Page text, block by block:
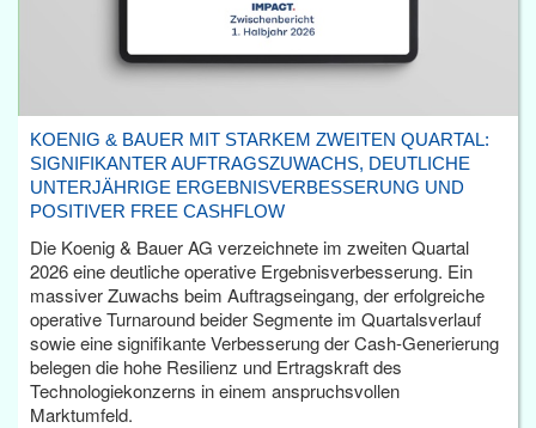
KOENIG & BAUER MIT STARKEM ZWEITEN QUARTAL:
SIGNIFIKANTER AUFTRAGSZUWACHS, DEUTLICHE
UNTERJÄHRIGE ERGEBNISVERBESSERUNG UND
POSITIVER FREE CASHFLOW
Die Koenig & Bauer AG verzeichnete im zweiten Quartal
2026 eine deutliche operative Ergebnisverbesserung. Ein
massiver Zuwachs beim Auftragseingang, der erfolgreiche
operative Turnaround beider Segmente im Quartalsverlauf
sowie eine signifikante Verbesserung der Cash-Generierung
belegen die hohe Resilienz und Ertragskraft des
Technologiekonzerns in einem anspruchsvollen
Marktumfeld.